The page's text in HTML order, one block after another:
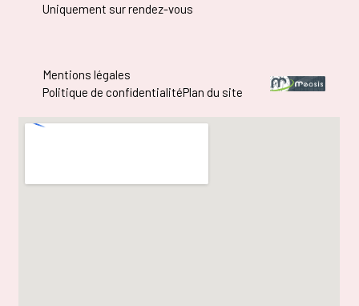
Uniquement sur rendez-vous
Mentions légales
Politique de confidentialitéPlan du site